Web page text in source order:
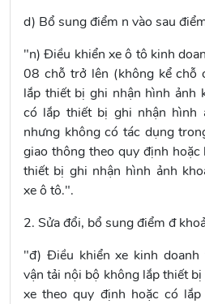
d) Bổ sung điểm n vào sau
"n) Điều khiển xe ô tô kinh
08 chỗ trở lên (không kể chỗ
lắp thiết bị ghi nhận hình ảnh
có lắp thiết bị ghi nhận hình
nhưng không có tác dụng
giao thông theo quy định
thiết bị ghi nhận hình ảnh
xe ô tô.".
2. Sửa đổi, bổ sungđiểm đ
"đ) Điều khiển xe kinh doanh
vận tải nội bộ không lắp thiết
xe theo quy định hoặc có